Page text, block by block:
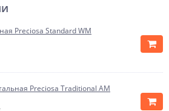
Preciosa Standard WM
Preciosa Traditional AM